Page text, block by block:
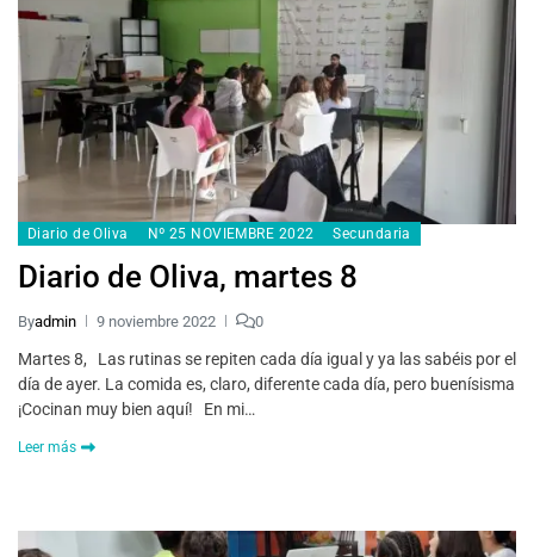
Diario de Oliva Nº 25 NOVIEMBRE 2022 Secundaria
Diario de Oliva, martes 8
Byadmin 9 noviembre 2022 0
Martes 8, Las rutinas se repiten cada día igual y ya las sabéis por el
día de ayer. La comida es, claro, diferente cada día, pero buenísisma
¡Cocinan muy bien aquí! En mi…
Leer más